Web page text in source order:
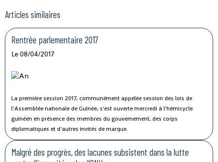
Articles similaires
Rentrée parlementaire 2017
Le 08/04/2017
La première session 2017, communément appelée session des lois de
l'Assemblée nationale de Guinée, s'est ouverte mercredi à l'hémicycle
guinéen en présence des membres du gouvernement, des corps
diplomatiques et d'autres invités de marque.
Malgré des progrès, des lacunes subsistent dans la lutte